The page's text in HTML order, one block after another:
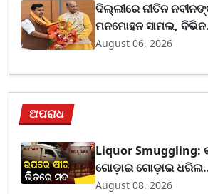
ଦିଲ୍ଲୀରେ ନୀତିନ
ମନମୋହନ ସାମଲ,
August 06, 2026
ଅପରାଧ
Liquor Smuggling:
ଗୋଡ଼ାଇ ଗୋଡ଼ାଇ
August 08, 2026